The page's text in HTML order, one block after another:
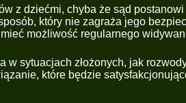
z dziećmi, chyba że sąd
który nie zagraża jego
możliwość regularnego
w sytuacjach złożonych, jak
które będzie